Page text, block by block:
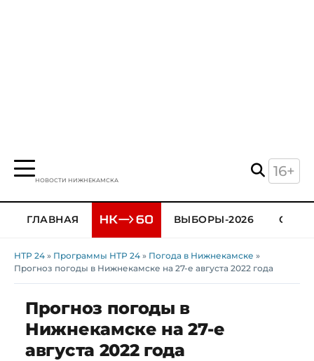
НОВОСТИ НИЖНЕКАМСКА
16+
ГЛАВНАЯ ВЫБОРЫ-2026
НТР 24 » Программы НТР 24 » Погода в Нижнекамске »
Прогноз погоды в Нижнекамске на 27-е августа 2022 года
Прогноз погоды в
Нижнекамске на 27-е
августа 2022 года